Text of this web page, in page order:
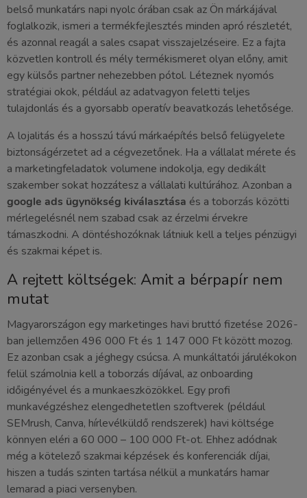
belső munkatárs napi nyolc órában csak az Ön márkájával
foglalkozik, ismeri a termékfejlesztés minden apró részletét,
és azonnal reagál a sales csapat visszajelzéseire. Ez a fajta
közvetlen kontroll és mély termékismeret olyan előny, amit
egy külsős partner nehezebben pótol. Léteznek nyomós
stratégiai okok, például az adatvagyon feletti teljes
tulajdonlás és a gyorsabb operatív beavatkozás lehetősége.
A lojalitás és a hosszú távú márkaépítés belső felügyelete
biztonságérzetet ad a cégvezetőnek. Ha a vállalat mérete és
a marketingfeladatok volumene indokolja, egy dedikált
szakember sokat hozzátesz a vállalati kultúrához. Azonban a
google ads ügynökség kiválasztása és a toborzás közötti
mérlegelésnél nem szabad csak az érzelmi érvekre
támaszkodni. A döntéshozóknak látniuk kell a teljes pénzügyi
és szakmai képet is.
A rejtett költségek: Amit a bérpapír nem
mutat
Magyarországon egy marketinges havi bruttó fizetése 2026-
ban jellemzően 496 000 Ft és 1 147 000 Ft között mozog.
Ez azonban csak a jéghegy csúcsa. A munkáltatói járulékokon
felül számolnia kell a toborzás díjával, az onboarding
időigényével és a munkaeszközökkel. Egy profi
munkavégzéshez elengedhetetlen szoftverek (például
SEMrush, Canva, hírlevélküldő rendszerek) havi költsége
könnyen eléri a 60 000 – 100 000 Ft-ot. Ehhez adódnak
még a kötelező szakmai képzések és konferenciák díjai,
hiszen a tudás szinten tartása nélkül a munkatárs hamar
lemarad a piaci versenyben.